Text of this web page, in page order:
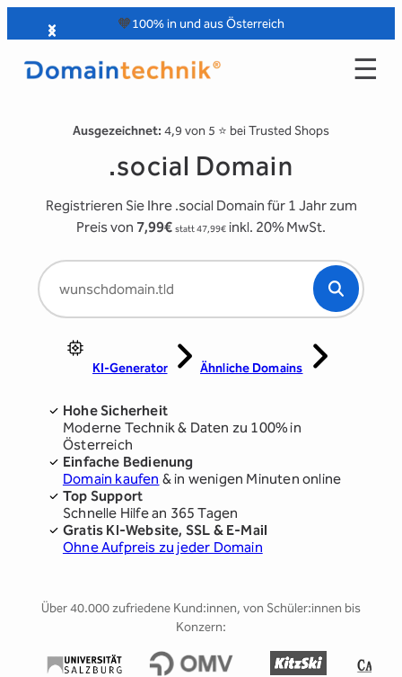
Inhalt
springen
🧡100% in und aus Österreich
☰
Ausgezeichnet: 4,9 von 5 ⭐️ bei Trusted Shops
.social Domain
Registrieren Sie Ihre .social Domain für 1 Jahr zum
Preis von 7,99€ statt 47,99€ inkl. 20% MwSt.
KI-Generator Ähnliche Domains
Hohe Sicherheit
Moderne Technik & Daten zu 100% in
Österreich
Einfache Bedienung
Domain kaufen & in wenigen Minuten online
Top Support
Schnelle Hilfe an 365 Tagen
Gratis KI-Website, SSL & E-Mail
Ohne Aufpreis zu jeder Domain
Über 40.000 zufriedene Kund:innen, von Schüler:innen bis
Konzern: